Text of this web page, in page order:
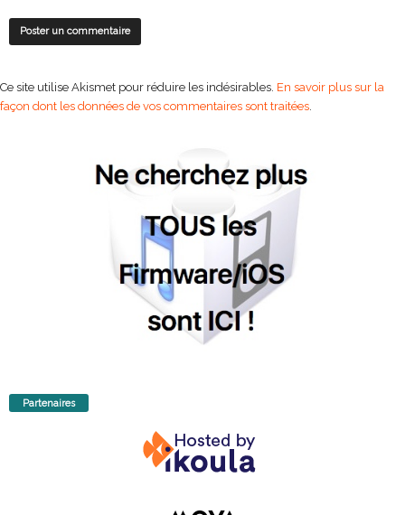
Ce site utilise Akismet pour réduire les indésirables. En savoir plus sur la
façon dont les données de vos commentaires sont traitées
Partenaires